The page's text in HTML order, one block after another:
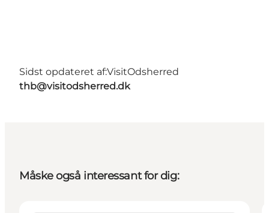
Sidst opdateret af:VisitOdsherred
thb@visitodsherred.dk
Måske også interessant for dig: